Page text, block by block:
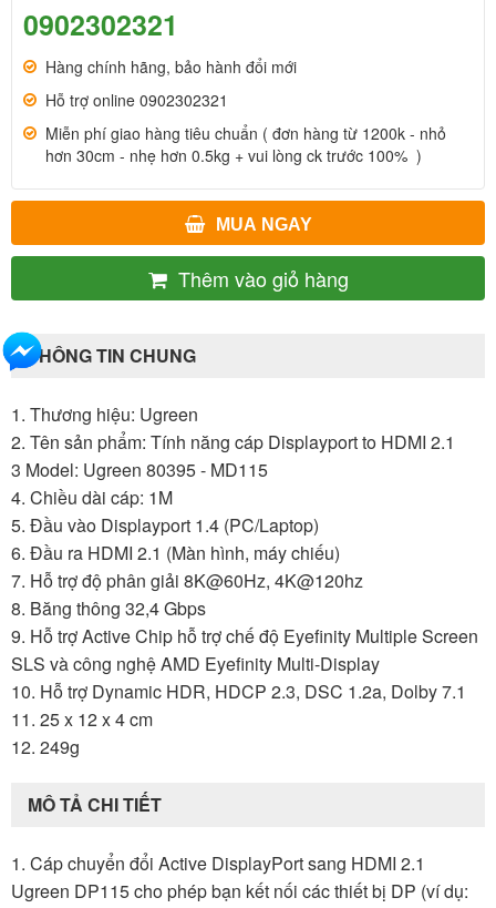
0902302321
Hàng chính hãng, bảo hành đổi mới
Hỗ trợ online 0902302321
Miễn phí giao hàng tiêu chuẩn ( đơn hàng từ 1200k - nhỏ
hơn 30cm - nhẹ hơn 0.5kg + vui lòng ck trước 100% )
MUA NGAY
Thêm vào giỏ hàng
THÔNG TIN CHUNG
1. Thương hiệu: Ugreen
2. Tên sản phẩm: Tính năng cáp Displayport to HDMI 2.1
3 Model: Ugreen 80395 - MD115
4. Chiều dài cáp: 1M
5. Đầu vào Displayport 1.4 (PC/Laptop)
6. Đầu ra HDMI 2.1 (Màn hình, máy chiếu)
7. Hỗ trợ độ phân giải 8K@60Hz, 4K@120hz
8. Băng thông 32,4 Gbps
9. Hỗ trợ Active Chip hỗ trợ chế độ Eyefinity Multiple Screen
SLS và công nghệ AMD Eyefinity Multi-Display
10. Hỗ trợ Dynamic HDR, HDCP 2.3, DSC 1.2a, Dolby 7.1
11. 25 x 12 x 4 cm
12. 249g
MÔ TẢ CHI TIẾT
1. Cáp chuyển đổi Active DisplayPort sang HDMI 2.1
Ugreen DP115 cho phép bạn kết nối các thiết bị DP (ví dụ: